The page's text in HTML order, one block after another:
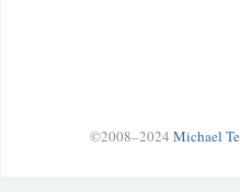
©2008–2024 Michael